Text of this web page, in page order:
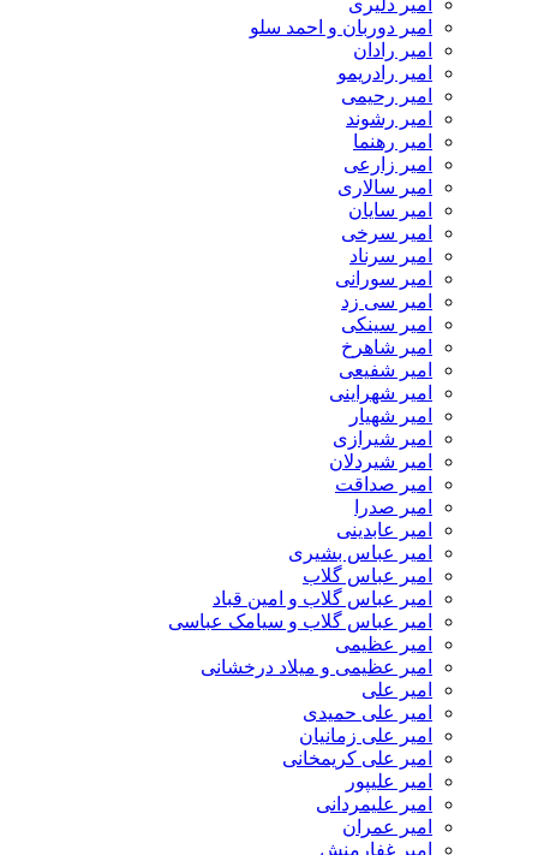
امیر دلیری
امیر دوربان و احمد سلو
امیر رادان
امیر رادریمو
امیر رحیمی
امیر رشوند
امیر رهنما
امیر زارعی
امیر سالاری
امیر سایان
امیر سرخی
امیر سرناد
امیر سورانی
امیر سی زد
امیر سینکی
امیر شاهرخ
امیر شفیعی
امیر شهراینی
امیر شهیار
امیر شیرازی
امیر شیردلان
امیر صداقت
امیر صدرا
امیر عابدینی
امیر عباس بشیری
امیر عباس گلاب
امیر عباس گلاب و امین قباد
امیر عباس گلاب و سیامک عباسی
امیر عظیمی
امیر عظیمی و میلاد درخشانی
امیر علی
امیر علی حمیدی
امیر علی زمانیان
امیر علی کریمخانی
امیر علیپور
امیر علیمردانی
امیر عمران
امیر غفارمنش